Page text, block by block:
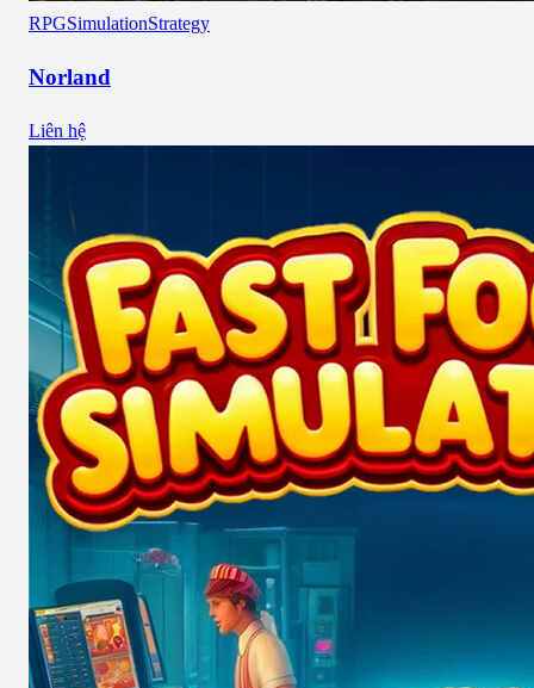
RPGSimulationStrategy
Norland
Liên hệ